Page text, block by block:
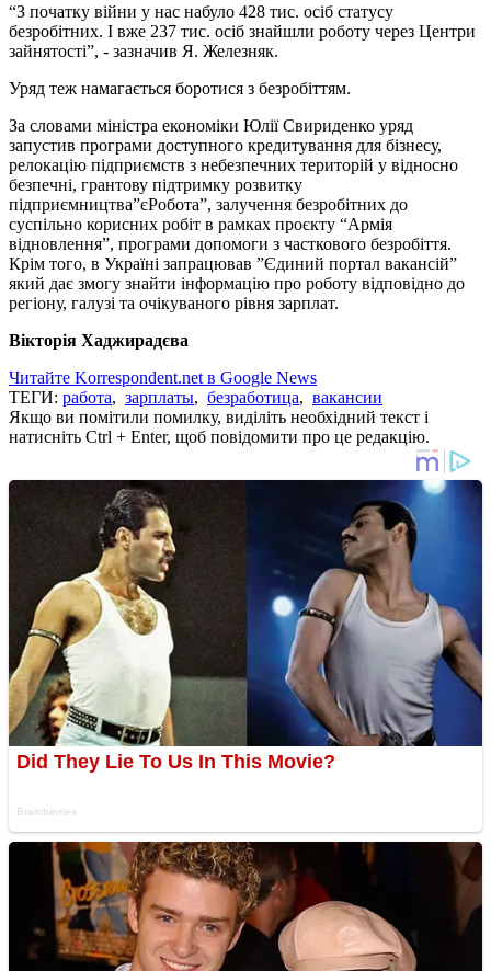
“З початку війни у нас набуло 428 тис. осіб статусу
безробітних. І вже 237 тис. осіб знайшли роботу через Центри
зайнятості”, - зазначив Я. Железняк.
Уряд теж намагається боротися з безробіттям.
За словами міністра економіки Юлії Свириденко уряд
запустив програми доступного кредитування для бізнесу,
релокацію підприємств з небезпечних територій у відносно
безпечні, грантову підтримку розвитку
підприємництва”єРобота”, залучення безробітних до
суспільно корисних робіт в рамках проєкту “Армія
відновлення”, програми допомоги з часткового безробіття.
Крім того, в Україні запрацював ”Єдиний портал вакансій”
який дає змогу знайти інформацію про роботу відповідно до
регіону, галузі та очікуваного рівня зарплат.
Вікторія Хаджирадєва
Читайте Korrespondent.net в Google News
ТЕГИ: работа, зарплаты, безработица, вакансии
Якщо ви помітили помилку, виділіть необхідний текст і
натисніть Ctrl + Enter, щоб повідомити про це редакцію.